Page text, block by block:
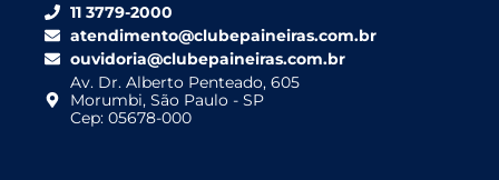
11 3779-2000
atendimento@clubepaineiras.com.br
ouvidoria@clubepaineiras.com.br
Av. Dr. Alberto Penteado, 605
Morumbi, São Paulo - SP
Cep: 05678-000